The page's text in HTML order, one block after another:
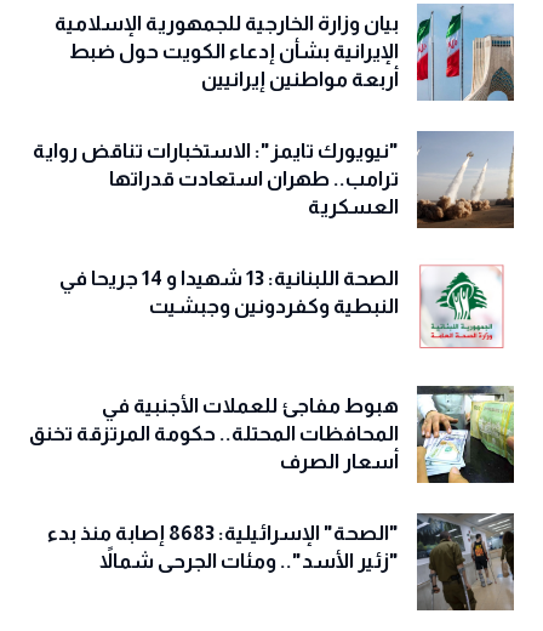
‏بيان وزارة الخارجية للجمهورية الإسلامية
الإيرانية بشأن إدعاء الكويت حول ضبط
أربعة مواطنين إيرانيين
"نيويورك تايمز": الاستخبارات تناقض رواية
ترامب.. طهران استعادت قدراتها
العسكرية
الصحة اللبنانية: 13 شهيدا و 14 جريحا في
النبطية وكفردونين وجبشيت
هبوط مفاجئ للعملات الأجنبية في
المحافظات المحتلة.. حكومة المرتزقة تخنق
أسعار الصرف
"الصحة" الإسرائيلية: 8683 إصابة منذ بدء
"زئير الأسد".. ومئات الجرحى شمالاً